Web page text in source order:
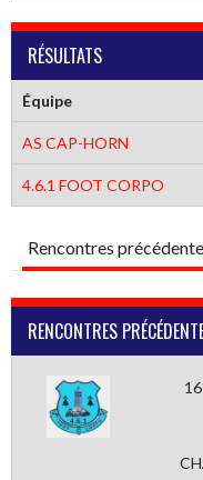
RÉSULTATS
Équipe
AS CAP-HORN
4.6.1 FOOT CORPO
Rencontres
RENCONTRES